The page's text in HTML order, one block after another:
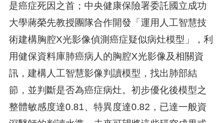
是癌症死因之首；中央健康保險署委託國立成功
大學蔣榮先教授團隊合作開發「運用人工智慧技
術建構胸腔X光影像偵測癌症疑似病灶模型」，利
用健保資料庫肺癌病人的胸腔X光影像及相關資
訊，建構人工智慧影像判讀模型，找出肺部結
節，並判斷是否為癌症病灶。初步優化後模型之
整體敏感度達0.81、特異度達0.82，已達一般資